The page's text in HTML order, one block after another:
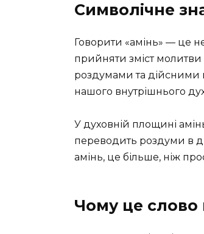
Символічне
Говорити «амінь» — це
прийняти зміст
роздумами та дійсними
нашого внутрішнього
У духовній площині
переводить роздуми в
амінь, це більше, ніж
Чому це слово